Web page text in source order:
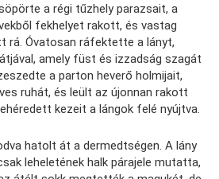
a régi tűzhely parazsait, a
fekhelyet rakott, és vastag
rá. Óvatosan ráfektette a lányt,
amely füst és izzadság szagát
a parton heverő holmijait,
ruhát, és leült az újonnan rakott
kezeit a lángok felé nyújtva.
hatolt át a dermedtségen. A lány
leheletének halk párajele mutatta,